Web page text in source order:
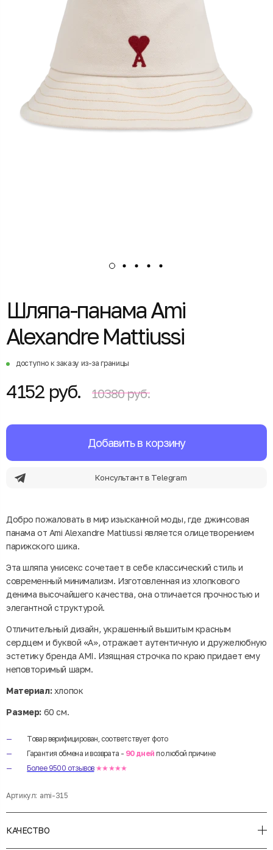
Шляпа-панама Ami
Alexandre Mattiussi
доступно к заказу из-за границы
4152 руб. 10380 руб.
Добавить в корзину
Консультант в Telegram
Добро пожаловать в мир изысканной моды, где джинсовая
панама от Ami Alexandre Mattiussi является олицетворением
парижского шика.
Эта шляпа унисекс сочетает в себе классический стиль и
современный минимализм. Изготовленная из хлопкового
денима высочайшего качества, она отличается прочностью и
элегантной структурой.
Отличительный дизайн, украшенный вышитым красным
сердцем и буквой «А», отражает аутентичную и дружелюбную
эстетику бренда AMI. Изящная строчка по краю придает ему
неповторимый шарм.
Материал:хлопок
Размер: 60 см.
Товар верифицирован, соответствует фото
Гарантия обмена и возврата - 90 дней по любой причине
Более 9500 отзывов ★★★★★
Артикул: ami-315
КАЧЕСТВО